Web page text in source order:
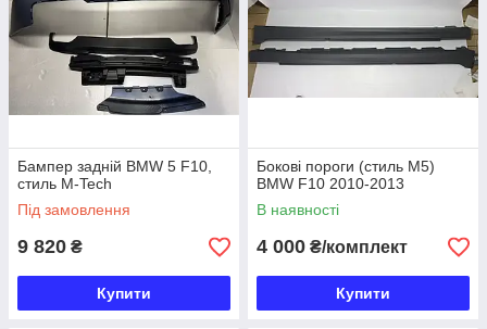
Бампер задній BMW 5 F10,
стиль M-Tech
Під замовлення
9 820 ₴
Купити
Бокові пороги (стиль М5)
BMW F10 2010-2013
В наявності
4 000 ₴/комплект
Купити